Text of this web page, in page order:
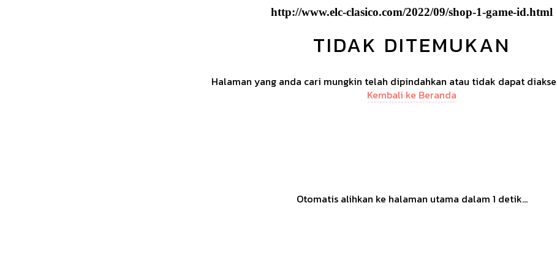
http://www.elc-clasico.com/2022/09/shop-1-game-id.html
TIDAK DITEMUKAN
Halaman yang anda cari mungkin telah dipindahkan atau tidak dapat
Kembali ke Beranda
Otomatis alihkan ke halaman utama dalam 1 detik...